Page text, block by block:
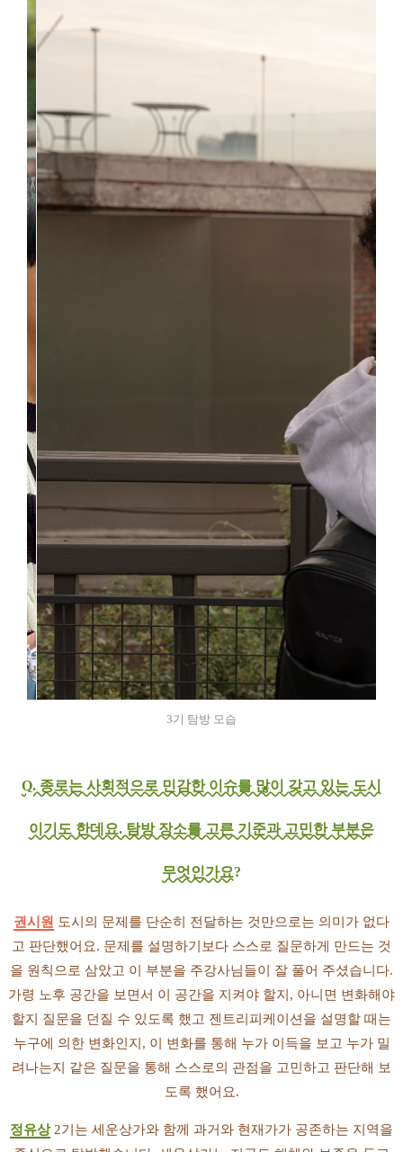
3기 탐방 모습
Q. 종로는 사회적으로 민감한 이슈를 많이 갖고 있는 도시
이기도 한데요. 탐방 장소를 고른 기준과 고민한 부분은
무엇인가요?
권시원 도시의 문제를 단순히 전달하는 것만으로는 의미가 없다
고 판단했어요. 문제를 설명하기보다 스스로 질문하게 만드는 것
을 원칙으로 삼았고 이 부분을 주강사님들이 잘 풀어 주셨습니다.
가령 노후 공간을 보면서 이 공간을 지켜야 할지, 아니면 변화해야
할지 질문을 던질 수 있도록 했고 젠트리피케이션을 설명할 때는
누구에 의한 변화인지, 이 변화를 통해 누가 이득을 보고 누가 밀
려나는지 같은 질문을 통해 스스로의 관점을 고민하고 판단해 보
도록 했어요.
정유상2기는 세운상가와 함께 과거와 현재가가 공존하는 지역을